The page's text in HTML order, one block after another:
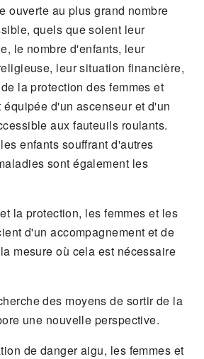
ouverte au plus grand nombre
quels que soient leur
le nombre d'enfants, leur
leur situation financière,
la protection des femmes et
équipée d'un ascenseur et d'un
aux fauteuils roulants.
enfants souffrant d'autres
sont également les
la protection, les femmes et les
d'un accompagnement et de
mesure où cela est nécessaire
des moyens de sortir de la
une nouvelle perspective.
de danger aigu, les femmes et